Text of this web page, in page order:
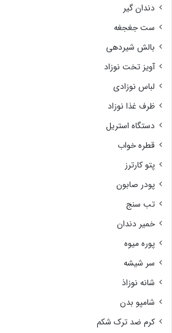
دندان گیر
ست جغجغه
بالش شیردهی
آویز تخت نوزاد
لباس نوزادی
ظرف غذا نوزاد
دستگاه استریل
قطره خواب
پتو کارترز
پودر صابون
تب سنج
خمیر دندان
پوره میوه
سر شیشه
شانه نوزاذ
شامپو بدن
کرم ضد ترک شکم